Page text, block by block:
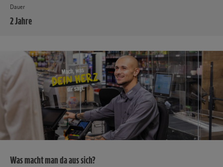
Dauer
2 Jahre
Was macht man da aus sich?